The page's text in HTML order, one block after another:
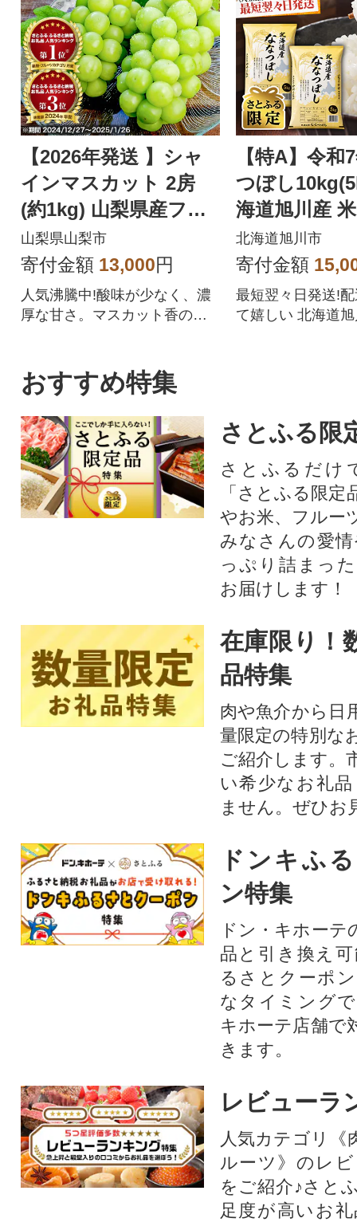
【2026年発送 】シャ
インマスカット 2房
(約1kg) 山梨県産フル
ーツ 人気のぶどう
山梨県山梨市
寄付金額 13,000円
人気沸騰中!酸味が少なく、濃
厚な甘さ。マスカット香の芳
トを中心にぶどうをたくさん
作っている農家が自信を持っ
てお届けします。
【特A】令和
つぼし
海道旭川産
【さとふる
57
北海道旭川市
寄付金額
最短翌々日発送!
て嬉しい 北海道
おすすめ特集
さとふる限
さとふるだけ
「さとふる限
やお米、フルー
みなさんの愛
っぷり詰まっ
お届けします！
在庫限り！
品特集
肉や魚介から日
量限定の特別な
ご紹介します。
い希少なお礼
ません。ぜひお
ドンキふ
ン特集
ドン・キホーテ
品と引き換え
るさとクーポ
なタイミング
キホーテ店舗で
きます。
レビューラ
人気カテゴリ《
ルーツ》のレ
をご紹介♪さと
足度が高いお